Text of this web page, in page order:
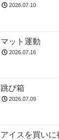
2026.07.10
マット運動
2026.07.16
跳び箱
2026.07.09
アイスを買いに